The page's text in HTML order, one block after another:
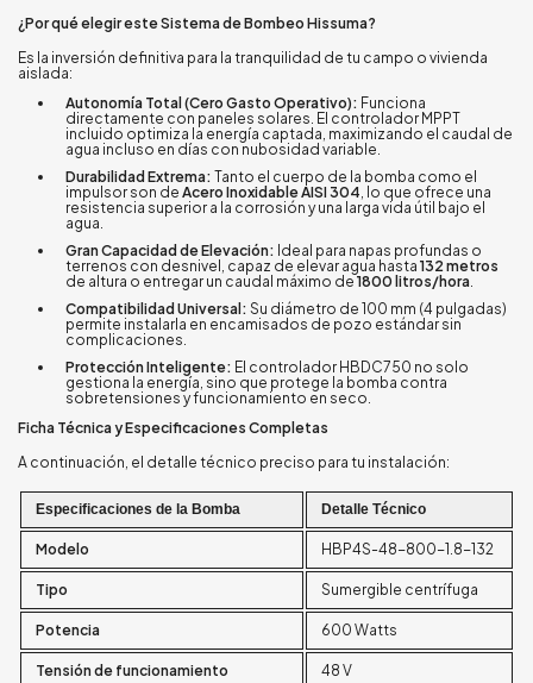
¿Por qué elegir este Sistema de Bombeo Hissuma?
Es la inversión definitiva para la tranquilidad de tu campo o vivienda
aislada:
Autonomía Total (Cero Gasto Operativo): Funciona
directamente con paneles solares. El controlador MPPT
incluido optimiza la energía captada, maximizando el caudal de
agua incluso en días con nubosidad variable.
Durabilidad Extrema: Tanto el cuerpo de la bomba como el
impulsor son de Acero Inoxidable AISI 304, lo que ofrece una
resistencia superior a la corrosión y una larga vida útil bajo el
agua.
Gran Capacidad de Elevación: Ideal para napas profundas o
terrenos con desnivel, capaz de elevar agua hasta 132 metros
de altura o entregar un caudal máximo de 1800 litros/hora.
Compatibilidad Universal: Su diámetro de 100 mm (4 pulgadas)
permite instalarla en encamisados de pozo estándar sin
complicaciones.
Protección Inteligente: El controlador HBDC750 no solo
gestiona la energía, sino que protege la bomba contra
sobretensiones y funcionamiento en seco.
Ficha Técnica y Especificaciones Completas
A continuación, el detalle técnico preciso para tu instalación:
Especificaciones de la Bomba Detalle Técnico
Modelo HBP4S-48-800-1.8-132
Tipo Sumergible centrífuga
Potencia 600 Watts
Tensión de funcionamiento 48 V